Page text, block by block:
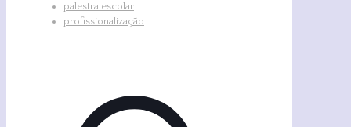
palestra escolar
profissionalização